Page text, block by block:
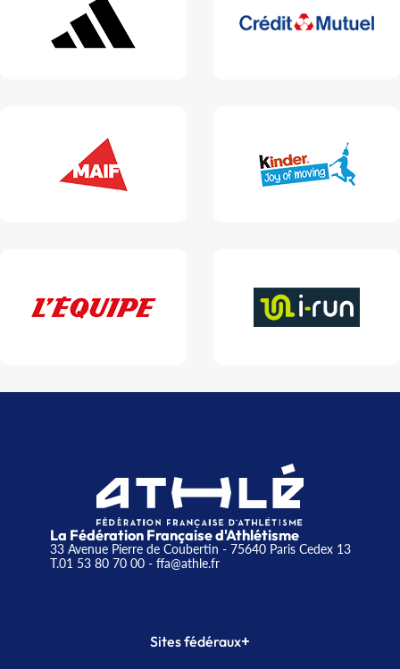
La Fédération Française d'Athlétisme
33 Avenue Pierre de Coubertin - 75640 Paris Cedex 13
T.01 53 80 70 00- ffa@athle.fr
Sites fédéraux+